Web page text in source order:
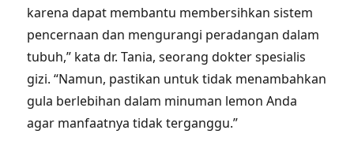
karena dapat membantu membersihkan sistem
pencernaan dan mengurangi peradangan dalam
tubuh,” kata dr. Tania, seorang dokter spesialis
gizi. “Namun, pastikan untuk tidak menambahkan
gula berlebihan dalam minuman lemon Anda
agar manfaatnya tidak terganggu.”